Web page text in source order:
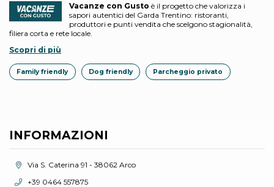
Vacanze con Gusto è il progetto che valorizza i
sapori autentici del Garda Trentino: ristoranti,
produttori e punti vendita che scelgono stagionalità,
filiera corta e rete locale.
Scopri di più
Family friendly Dog friendly Parcheggio privato
INFORMAZIONI
Località:Via S. Caterina 91 - 38062 Arco
Telefono:
+39 0464 557875